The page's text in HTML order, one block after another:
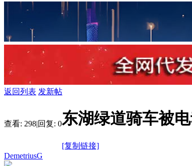
返回列表 发新帖
查看: 298|回复: 0东湖绿道骑车被
[复制链接]
DemetriusG